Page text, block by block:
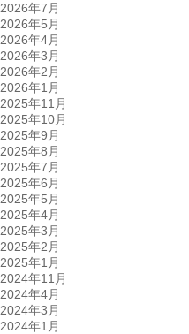
2026年7月
2026年5月
2026年4月
2026年3月
2026年2月
2026年1月
2025年11月
2025年10月
2025年9月
2025年8月
2025年7月
2025年6月
2025年5月
2025年4月
2025年3月
2025年2月
2025年1月
2024年11月
2024年4月
2024年3月
2024年1月